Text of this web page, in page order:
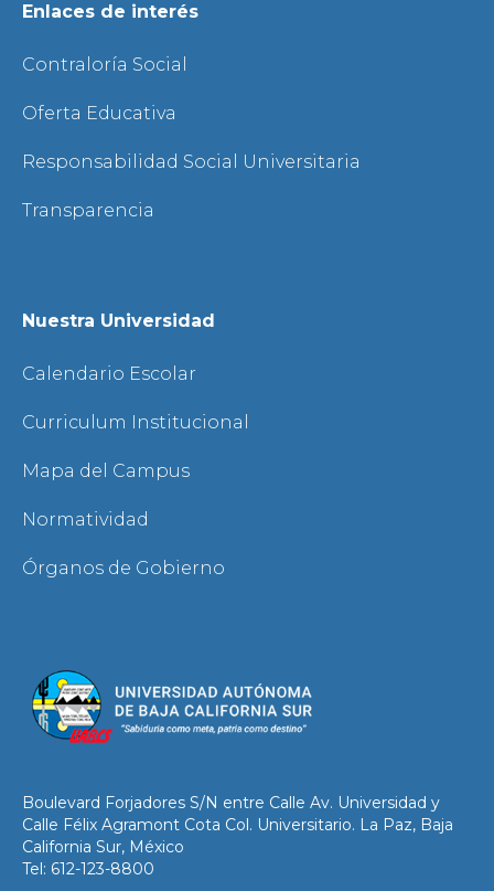
Enlaces de interés
Contraloría Social
Oferta Educativa
Responsabilidad Social Universitaria
Transparencia
Nuestra Universidad
Calendario Escolar
Curriculum Institucional
Mapa del Campus
Normatividad
Órganos de Gobierno
Boulevard Forjadores S/N entre Calle Av. Universidad y
Calle Félix Agramont Cota Col. Universitario. La Paz, Baja
California Sur, México
Tel: 612-123-8800